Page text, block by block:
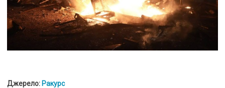
Джерело: Ракурс